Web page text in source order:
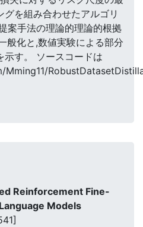
を組み合わせたアルゴリ
案手法の理論的理論的根拠
般化と,数値実験による部分
示す。 ソースコードは
Reinforcement Fine-
Models